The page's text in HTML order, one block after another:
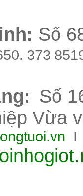
: Số
373
Số
Vừa
I